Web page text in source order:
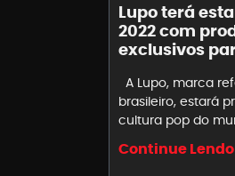
Lupo terá
2022 com
exclusivos
A Lupo, marca
brasileiro, estará
cultura pop do
Continue Lendo